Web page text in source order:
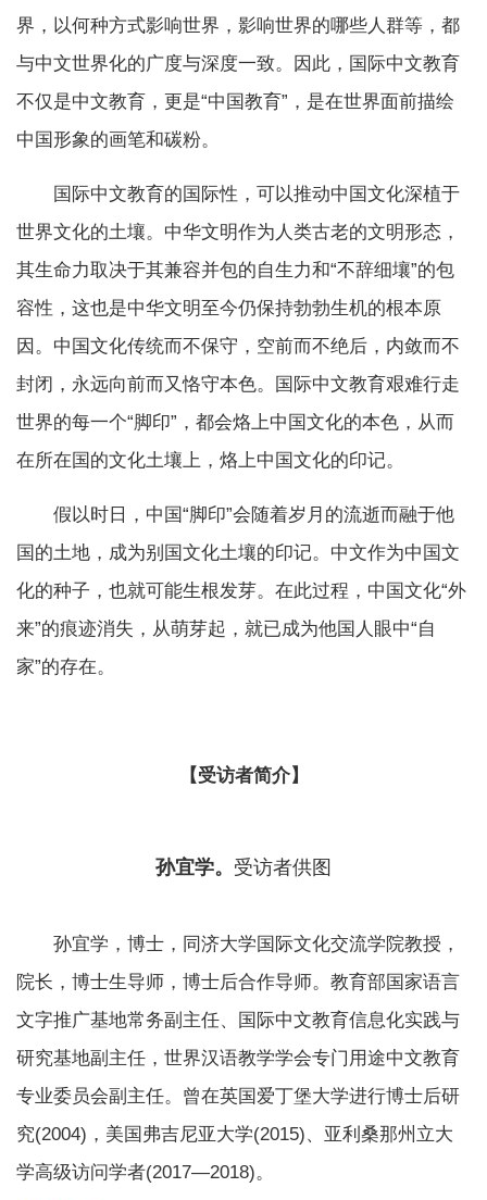
界，以何种方式影响世界，影响世界的哪些人群等，都
与中文世界化的广度与深度一致。因此，国际中文教育
不仅是中文教育，更是“中国教育”，是在世界面前描绘
中国形象的画笔和碳粉。
国际中文教育的国际性，可以推动中国文化深植于
世界文化的土壤。中华文明作为人类古老的文明形态，
其生命力取决于其兼容并包的自生力和“不辞细壤”的包
容性，这也是中华文明至今仍保持勃勃生机的根本原
因。中国文化传统而不保守，空前而不绝后，内敛而不
封闭，永远向前而又恪守本色。国际中文教育艰难行走
世界的每一个“脚印”，都会烙上中国文化的本色，从而
在所在国的文化土壤上，烙上中国文化的印记。
假以时日，中国“脚印”会随着岁月的流逝而融于他
国的土地，成为别国文化土壤的印记。中文作为中国文
化的种子，也就可能生根发芽。在此过程，中国文化“外
来”的痕迹消失，从萌芽起，就已成为他国人眼中“自
家”的存在。
【受访者简介】
孙宜学。 受访者供图
孙宜学，博士，同济大学国际文化交流学院教授，
院长，博士生导师，博士后合作导师。教育部国家语言
文字推广基地常务副主任、国际中文教育信息化实践与
研究基地副主任，世界汉语教学学会专门用途中文教育
专业委员会副主任。曾在英国爱丁堡大学进行博士后研
究(2004)，美国弗吉尼亚大学(2015)、亚利桑那州立大
学高级访问学者(2017—2018)。